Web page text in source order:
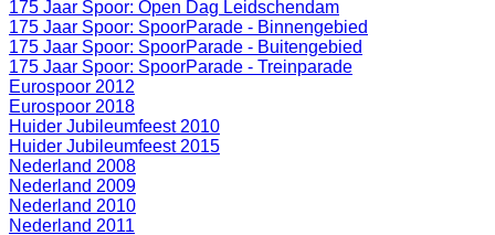
175 Jaar Spoor: Open Dag Leidschendam
175 Jaar Spoor: SpoorParade - Binnengebied
175 Jaar Spoor: SpoorParade - Buitengebied
175 Jaar Spoor: SpoorParade - Treinparade
Eurospoor 2012
Eurospoor 2018
Huider Jubileumfeest 2010
Huider Jubileumfeest 2015
Nederland 2008
Nederland 2009
Nederland 2010
Nederland 2011